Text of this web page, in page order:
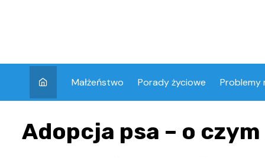
Małżeństwo Porady życiowe Problemy
Adopcja psa – o